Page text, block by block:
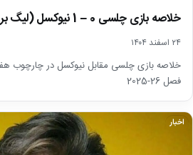
خلاصه بازی چلسی 0 – 1 نیوکسل (لیگ برتر انگلیس)
۲۴ اسفند ۱۴۰۴
خلاصه بازی چلسی مقابل نیوکسل در چارچوب
فصل 26-2025
اخبار